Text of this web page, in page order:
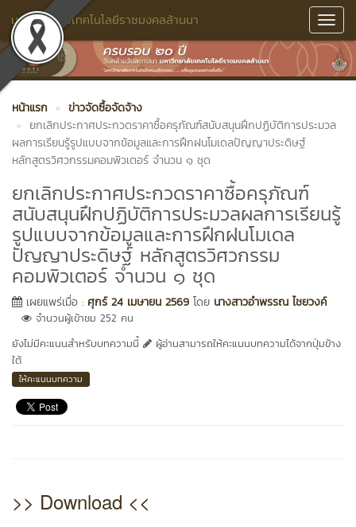
มหาวิทยาลัยเทคโนโลยีราชมงคลล้านนา
หน้าแรก
ข่าวจัดซื้อจัดจ้าง
ยกเลิกประกาศประกวดราคาซื้อครุภัณฑ์สนับสนุนฝึกปฏิบัติการประมวล
ผลการเรียนรู้รูปแบบจากข้อมูลและการฝึกฝนโมเดลปัญญาประดิษฐ์
หลักสูตรวิศวกรรมคอมพิวเตอร์ จำนวน ๑ ชุด
ยกเลิกประกาศประกวดราคาซื้อครุภัณฑ์
สนับสนุนฝึกปฏิบัติการประมวลผลการเรียนรู้
รูปแบบจากข้อมูลและการฝึกฝนโมเดล
ปัญญาประดิษฐ์ หลักสูตรวิศวกรรม
คอมพิวเตอร์ จำนวน ๑ ชุด
เผยแพร่เมื่อ : ศุกร์ 24 เมษายน 2569 โดย นางสาวอำพรรณ ไชยวงค์
จำนวนผู้เข้าชม 252 คน
ยังไม่มีคะแนนสำหรับบทความนี้
ผู้อ่านสามารถให้คะแนนบทความได้จากปุ่มข้าง
ใต้
ให้คะแนนบทความ
>> Download <<